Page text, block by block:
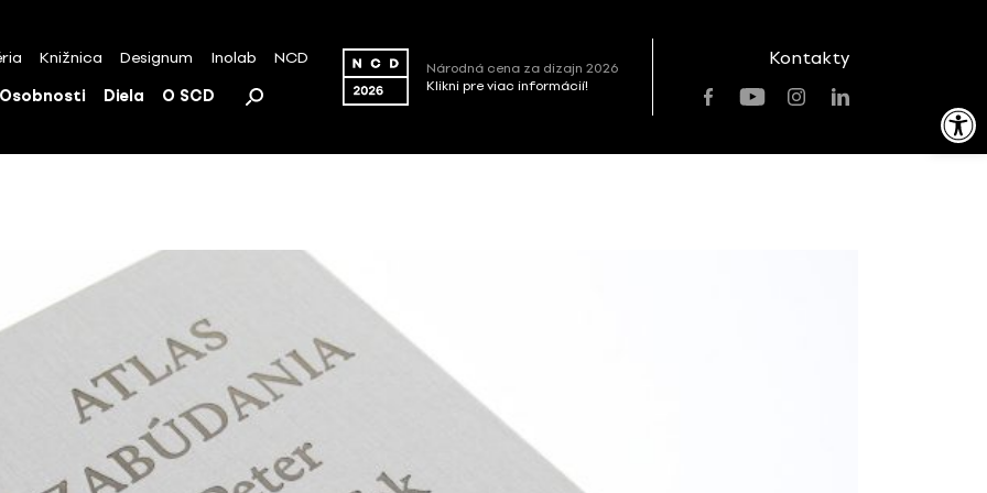
Open toolbar
Knižnica Designum Inolab NCD
Osobnosti Diela O SCD
Národná cena za dizajn 2026
Klikni pre viac informácií!
Kontakty